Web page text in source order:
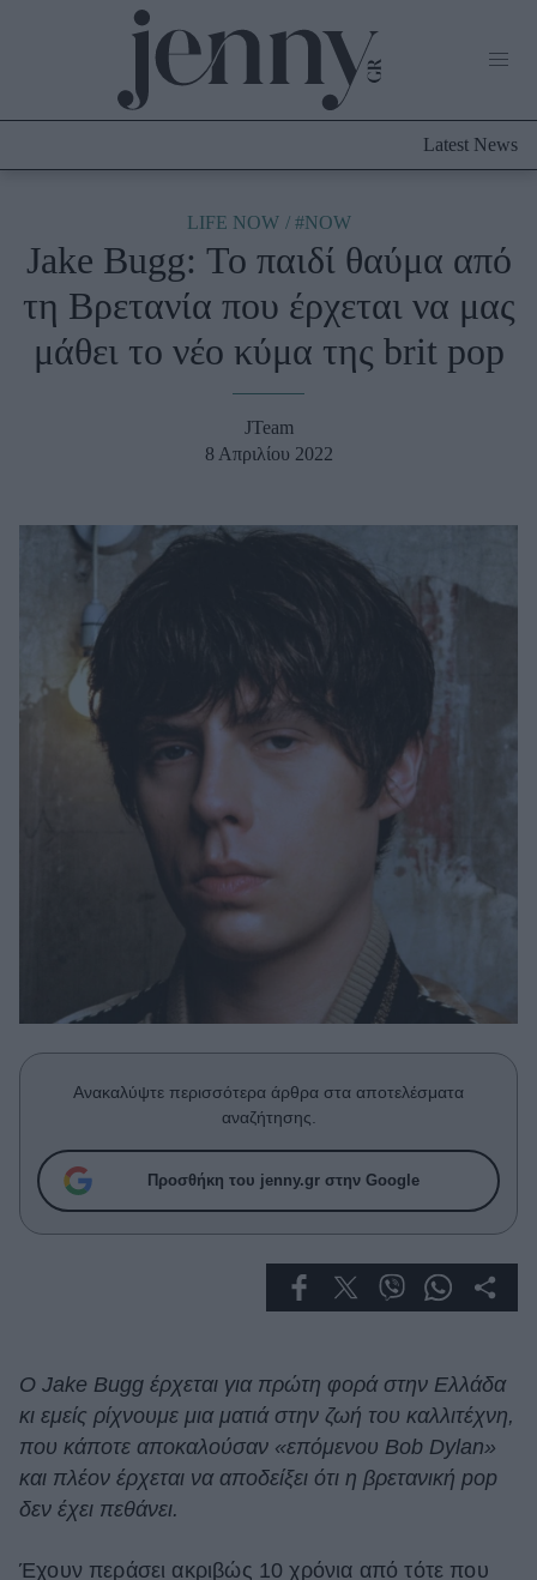
Culture
Fashion
Shopping
Styling Tips
Fashion News
Μαλλιά - Νύχια
Well being
Ψυχολογία
Σχέσεις & Σεξ
Πρόσωπα
Celebrities
True Stories
Ask the Guru
Success Stories
Living
Deco
Cooking
Green
Αφιερώματα
Latest News
LIFE NOW #NOW
Jake Bugg: Το παιδί θαύμα από
τη Βρετανία που έρχεται να μας
μάθει το νέο κύμα της brit pop
JTeam
8 Απριλίου 2022
Ανακαλύψτε περισσότερα άρθρα στα αποτελέσματα
αναζήτησης.
Προσθήκη του jenny.gr στην Google
Ο Jake Bugg έρχεται για πρώτη φορά στην Ελλάδα
κι εμείς ρίχνουμε μια ματιά στην ζωή του καλλιτέχνη,
που κάποτε αποκαλούσαν «επόμενου Bob Dylan»
και πλέον έρχεται να αποδείξει ότι η βρετανική pop
δεν έχει πεθάνει.
Έχουν περάσει ακριβώς 10 χρόνια από τότε που